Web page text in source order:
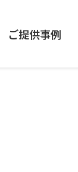
ご提供事例